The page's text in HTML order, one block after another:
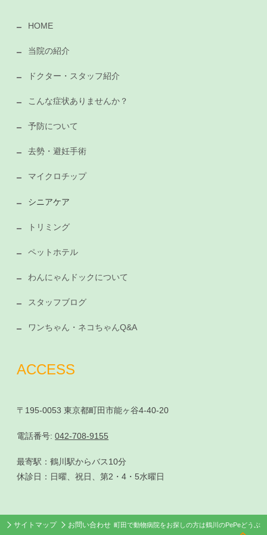
HOME
当院の紹介
ドクター・スタッフ紹介
こんな症状ありませんか？
予防について
去勢・避妊手術
マイクロチップ
シニアケア
トリミング
ペットホテル
わんにゃんドックについて
スタッフブログ
ワンちゃん・ネコちゃんQ&A
ACCESS
〒195-0053 東京都町田市能ヶ谷4-40-20
電話番号:042-708-9155
最寄駅：鶴川駅からバス10分
休診日：日曜、祝日、第2・4・5水曜日
サイトマップ お問い合わせ 町田で動物病院をお探しの方は鶴川のPePeどうぶ